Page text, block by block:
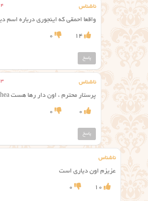
ناشناس
واقعا احمقی که اینجوری درباره اسم
14
0
پاسخ
ناشناس
پرستار محترم ، اون دار رها هست diarrhea
0
0
پاسخ
ناشناس
عزیزم اون دیاری است
10
0